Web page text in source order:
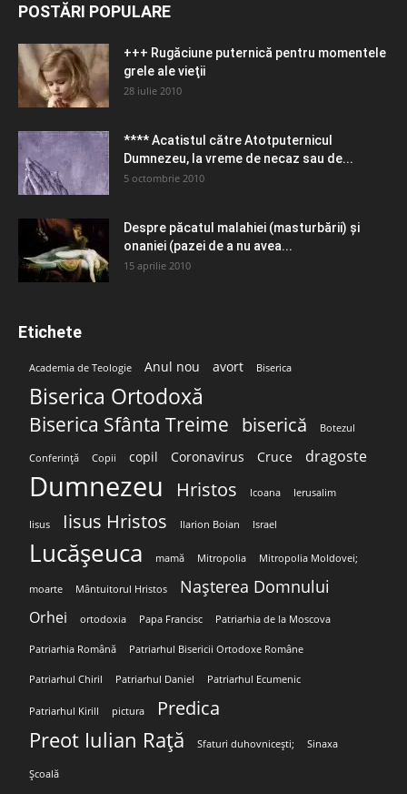
POSTĂRI POPULARE
+++ Rugăciune puternică pentru momentele
grele ale vieţii
28 iulie 2010
**** Acatistul către Atotputernicul
Dumnezeu, la vreme de necaz sau de...
5 octombrie 2010
Despre păcatul malahiei (masturbării) şi
onaniei (pazei de a nu avea...
15 aprilie 2010
Etichete
Academia de Teologie Anul nou avort Biserica
Biserica Ortodoxă
Biserica Sfânta Treime biserică Botezul
Conferință Copii copil Coronavirus Cruce dragoste
Dumnezeu Hristos Icoana Ierusalim
Iisus Iisus Hristos Ilarion Boian Israel
Lucășeuca mamă Mitropolia Mitropolia Moldovei;
moarte Mântuitorul Hristos Nașterea Domnului
Orhei ortodoxia Papa Francisc Patriarhia de la Moscova
Patriarhia Română Patriarhul Bisericii Ortodoxe Române
Patriarhul Chiril Patriarhul Daniel Patriarhul Ecumenic
Patriarhul Kirill pictura Predica
Preot Iulian Rață Sfaturi duhovnicești; Sinaxa
Școală